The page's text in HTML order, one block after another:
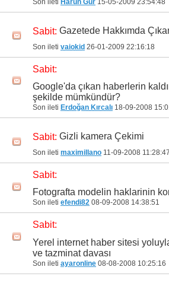
Son ileti Harun Gür 15-05-2009 23:54:48
Sabit: Gazetede Hakkımda
Son ileti vaiokid 26-01-2009 22:16:18
Sabit:
Google'da çıkan haberlerin
şekilde mümkündür?
Son ileti Erdoğan Kırcalı 18-09-2008
Sabit: Gizli kamera Çekimi
Son ileti maximillano 11-09-2008 11:28:47
Sabit:
Fotografta modelin haklarinin
Son ileti efendi82 08-09-2008 14:38:51
Sabit:
Yerel internet haber sitesi
ve tazminat davası
Son ileti ayaronline 08-08-2008 10:25:16